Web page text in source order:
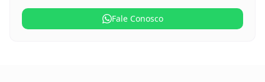
Fale Conosco